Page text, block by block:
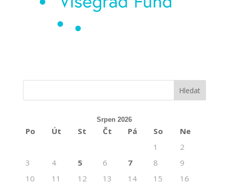
Srpen 2026
Po Út St Čt Pá So
Ne
1
2
3
4 5 6 7 8
9
10
11 12 13 14 15
16